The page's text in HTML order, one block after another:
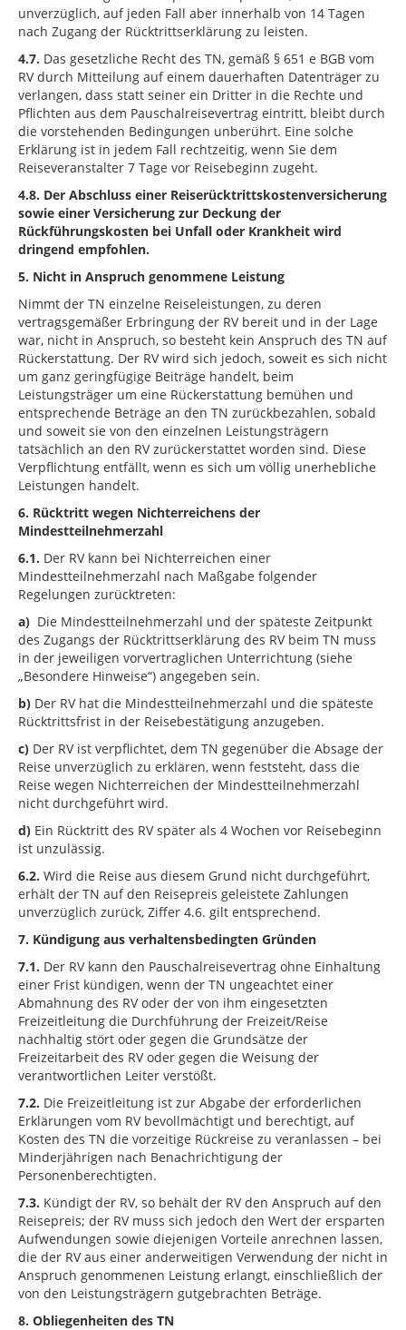
unverzüglich, auf jeden Fall aber innerhalb von 14 Tagen
nach Zugang der Rücktrittserklärung zu leisten.
4.7. Das gesetzliche Recht des TN, gemäß § 651 e BGB vom
RV durch Mitteilung auf einem dauerhaften Datenträger zu
verlangen, dass statt seiner ein Dritter in die Rechte und
Pflichten aus dem Pauschalreisevertrag eintritt, bleibt durch
die vorstehenden Bedingungen unberührt. Eine solche
Erklärung ist in jedem Fall rechtzeitig, wenn Sie dem
Reiseveranstalter 7 Tage vor Reisebeginn zugeht.
4.8. Der Abschluss einer Reiserücktrittskostenversicherung
sowie einer Versicherung zur Deckung der
Rückführungskosten bei Unfall oder Krankheit wird
dringend empfohlen.
5. Nicht in Anspruch genommene Leistung
Nimmt der TN einzelne Reiseleistungen, zu deren
vertragsgemäßer Erbringung der RV bereit und in der Lage
war, nicht in Anspruch, so besteht kein Anspruch des TN auf
Rückerstattung. Der RV wird sich jedoch, soweit es sich nicht
um ganz geringfügige Beiträge handelt, beim
Leistungsträger um eine Rückerstattung bemühen und
entsprechende Beträge an den TN zurückbezahlen, sobald
und soweit sie von den einzelnen Leistungsträgern
tatsächlich an den RV zurückerstattet worden sind. Diese
Verpflichtung entfällt, wenn es sich um völlig unerhebliche
Leistungen handelt.
6. Rücktritt wegen Nichterreichens der
Mindestteilnehmerzahl
6.1. Der RV kann bei Nichterreichen einer
Mindestteilnehmerzahl nach Maßgabe folgender
Regelungen zurücktreten:
a) Die Mindestteilnehmerzahl und der späteste Zeitpunkt
des Zugangs der Rücktrittserklärung des RV beim TN muss
in der jeweiligen vorvertraglichen Unterrichtung (siehe
„Besondere Hinweise“) angegeben sein.
b) Der RV hat die Mindestteilnehmerzahl und die späteste
Rücktrittsfrist in der Reisebestätigung anzugeben.
c) Der RV ist verpflichtet, dem TN gegenüber die Absage der
Reise unverzüglich zu erklären, wenn feststeht, dass die
Reise wegen Nichterreichen der Mindestteilnehmerzahl
nicht durchgeführt wird.
d) Ein Rücktritt des RV später als 4 Wochen vor Reisebeginn
ist unzulässig.
6.2. Wird die Reise aus diesem Grund nicht durchgeführt,
erhält der TN auf den Reisepreis geleistete Zahlungen
unverzüglich zurück, Ziffer 4.6. gilt entsprechend.
7. Kündigung aus verhaltensbedingten Gründen
7.1. Der RV kann den Pauschalreisevertrag ohne Einhaltung
einer Frist kündigen, wenn der TN ungeachtet einer
Abmahnung des RV oder der von ihm eingesetzten
Freizeitleitung die Durchführung der Freizeit/Reise
nachhaltig stört oder gegen die Grundsätze der
Freizeitarbeit des RV oder gegen die Weisung der
verantwortlichen Leiter verstößt.
7.2. Die Freizeitleitung ist zur Abgabe der erforderlichen
Erklärungen vom RV bevollmächtigt und berechtigt, auf
Kosten des TN die vorzeitige Rückreise zu veranlassen – bei
Minderjährigen nach Benachrichtigung der
Personenberechtigten.
7.3. Kündigt der RV, so behält der RV den Anspruch auf den
Reisepreis; der RV muss sich jedoch den Wert der ersparten
Aufwendungen sowie diejenigen Vorteile anrechnen lassen,
die der RV aus einer anderweitigen Verwendung der nicht in
Anspruch genommenen Leistung erlangt, einschließlich der
von den Leistungsträgern gutgebrachten Beträge.
8. Obliegenheiten des TN